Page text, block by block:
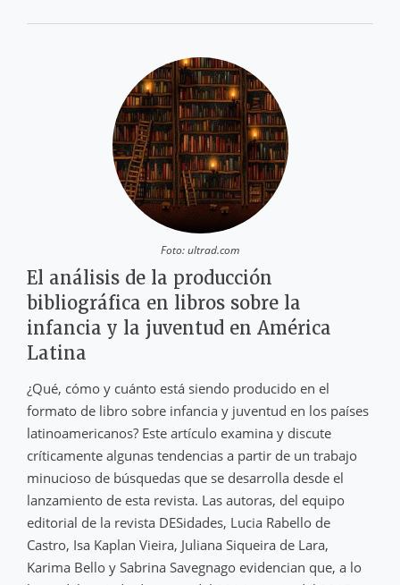
Foto: ultrad.com
El análisis de la producción
bibliográfica en libros sobre la
infancia y la juventud en América
Latina
¿Qué, cómo y cuánto está siendo producido en el
formato de libro sobre infancia y juventud en los países
latinoamericanos? Este artículo examina y discute
críticamente algunas tendencias a partir de un trabajo
minucioso de búsquedas que se desarrolla desde el
lanzamiento de esta revista. Las autoras, del equipo
editorial de la revista DESidades, Lucia Rabello de
Castro, Isa Kaplan Vieira, Juliana Siqueira de Lara,
Karima Bello y Sabrina Savegnago evidencian que, a lo